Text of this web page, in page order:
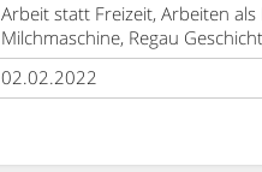
Arbeit statt Freizeit, Arbeiten
Milchmaschine, Regau
02.02.2022